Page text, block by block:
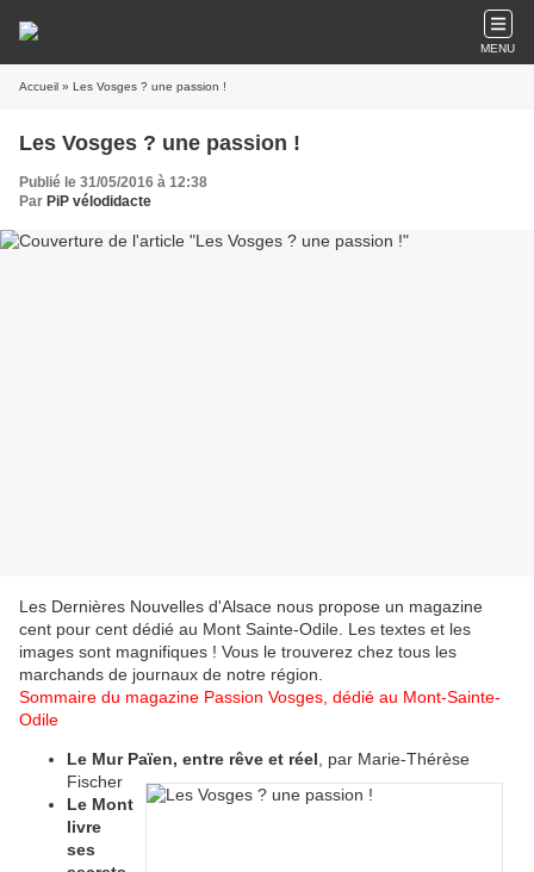
MENU
Accueil » Les Vosges ? une passion !
Les Vosges ? une passion !
Publié le 31/05/2016 à 12:38
Par PiP vélodidacte
Les Dernières Nouvelles d'Alsace nous propose un magazine
cent pour cent dédié au Mont Sainte-Odile. Les textes et les
images sont magnifiques ! Vous le trouverez chez tous les
marchands de journaux de notre région.
Sommaire du magazine Passion Vosges, dédié au Mont-Sainte-
Odile
Le Mur Païen, entre rêve et réel , par Marie-Thérèse
Fischer
Le Mont
livre
ses